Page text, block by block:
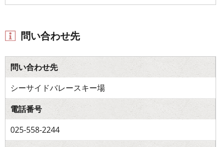
問い合わせ先
問い合わせ先
シーサイドバレースキー場
電話番号
025-558-2244